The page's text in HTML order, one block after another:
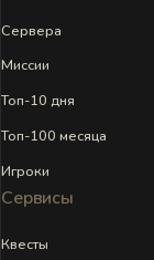
Сервера
Миссии
Топ-10 дня
Топ-100 месяца
Игроки
Сервисы
Квесты